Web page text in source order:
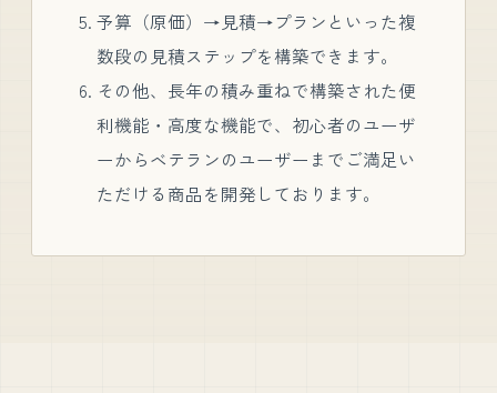
予算（原価）→見積→プランといった複
数段の見積ステップを構築できます。
その他、長年の積み重ねで構築された便
利機能・高度な機能で、初心者のユーザ
ーからベテランのユーザーまでご満足い
ただける商品を開発しております。